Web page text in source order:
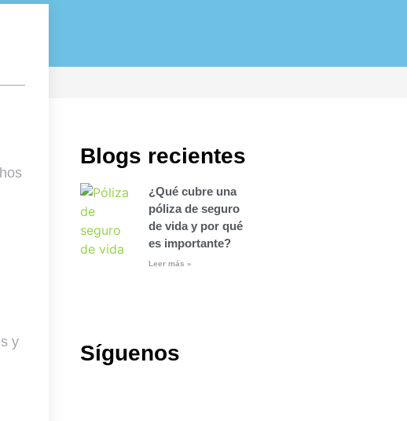
y
Blogs recientes
¿Qué cubre una
póliza de seguro
de vida y por qué
es importante?
Leer más »
Síguenos